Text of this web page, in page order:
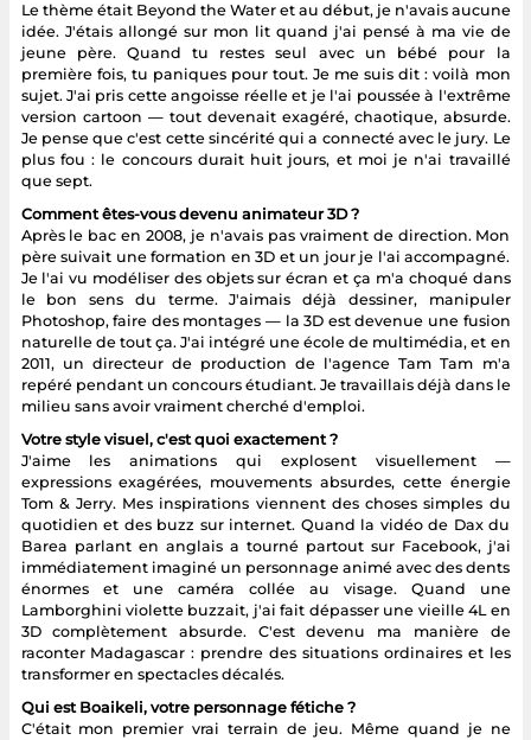
Le thème était Beyond the Water et au début, je n'avais aucune
idée. J'étais allongé sur mon lit quand j'ai pensé à ma vie de
jeune père. Quand tu restes seul avec un bébé pour la
première fois, tu paniques pour tout. Je me suis dit : voilà mon
sujet. J'ai pris cette angoisse réelle et je l'ai poussée à l'extrême
version cartoon — tout devenait exagéré, chaotique, absurde.
Je pense que c'est cette sincérité qui a connecté avec le jury. Le
plus fou : le concours durait huit jours, et moi je n'ai travaillé
que sept.
Comment êtes-vous devenu animateur 3D ?
Après le bac en 2008, je n'avais pas vraiment de direction. Mon
père suivait une formation en 3D et un jour je l'ai accompagné.
Je l'ai vu modéliser des objets sur écran et ça m'a choqué dans
le bon sens du terme. J'aimais déjà dessiner, manipuler
Photoshop, faire des montages — la 3D est devenue une fusion
naturelle de tout ça. J'ai intégré une école de multimédia, et en
2011, un directeur de production de l'agence Tam Tam m'a
repéré pendant un concours étudiant. Je travaillais déjà dans le
milieu sans avoir vraiment cherché d'emploi.
Votre style visuel, c'est quoi exactement ?
J'aime les animations qui explosent visuellement —
expressions exagérées, mouvements absurdes, cette énergie
Tom & Jerry. Mes inspirations viennent des choses simples du
quotidien et des buzz sur internet. Quand la vidéo de Dax du
Barea parlant en anglais a tourné partout sur Facebook, j'ai
immédiatement imaginé un personnage animé avec des dents
énormes et une caméra collée au visage. Quand une
Lamborghini violette buzzait, j'ai fait dépasser une vieille 4L en
3D complètement absurde. C'est devenu ma manière de
raconter Madagascar : prendre des situations ordinaires et les
transformer en spectacles décalés.
Qui est Boaikeli, votre personnage fétiche ?
C'était mon premier vrai terrain de jeu. Même quand je ne